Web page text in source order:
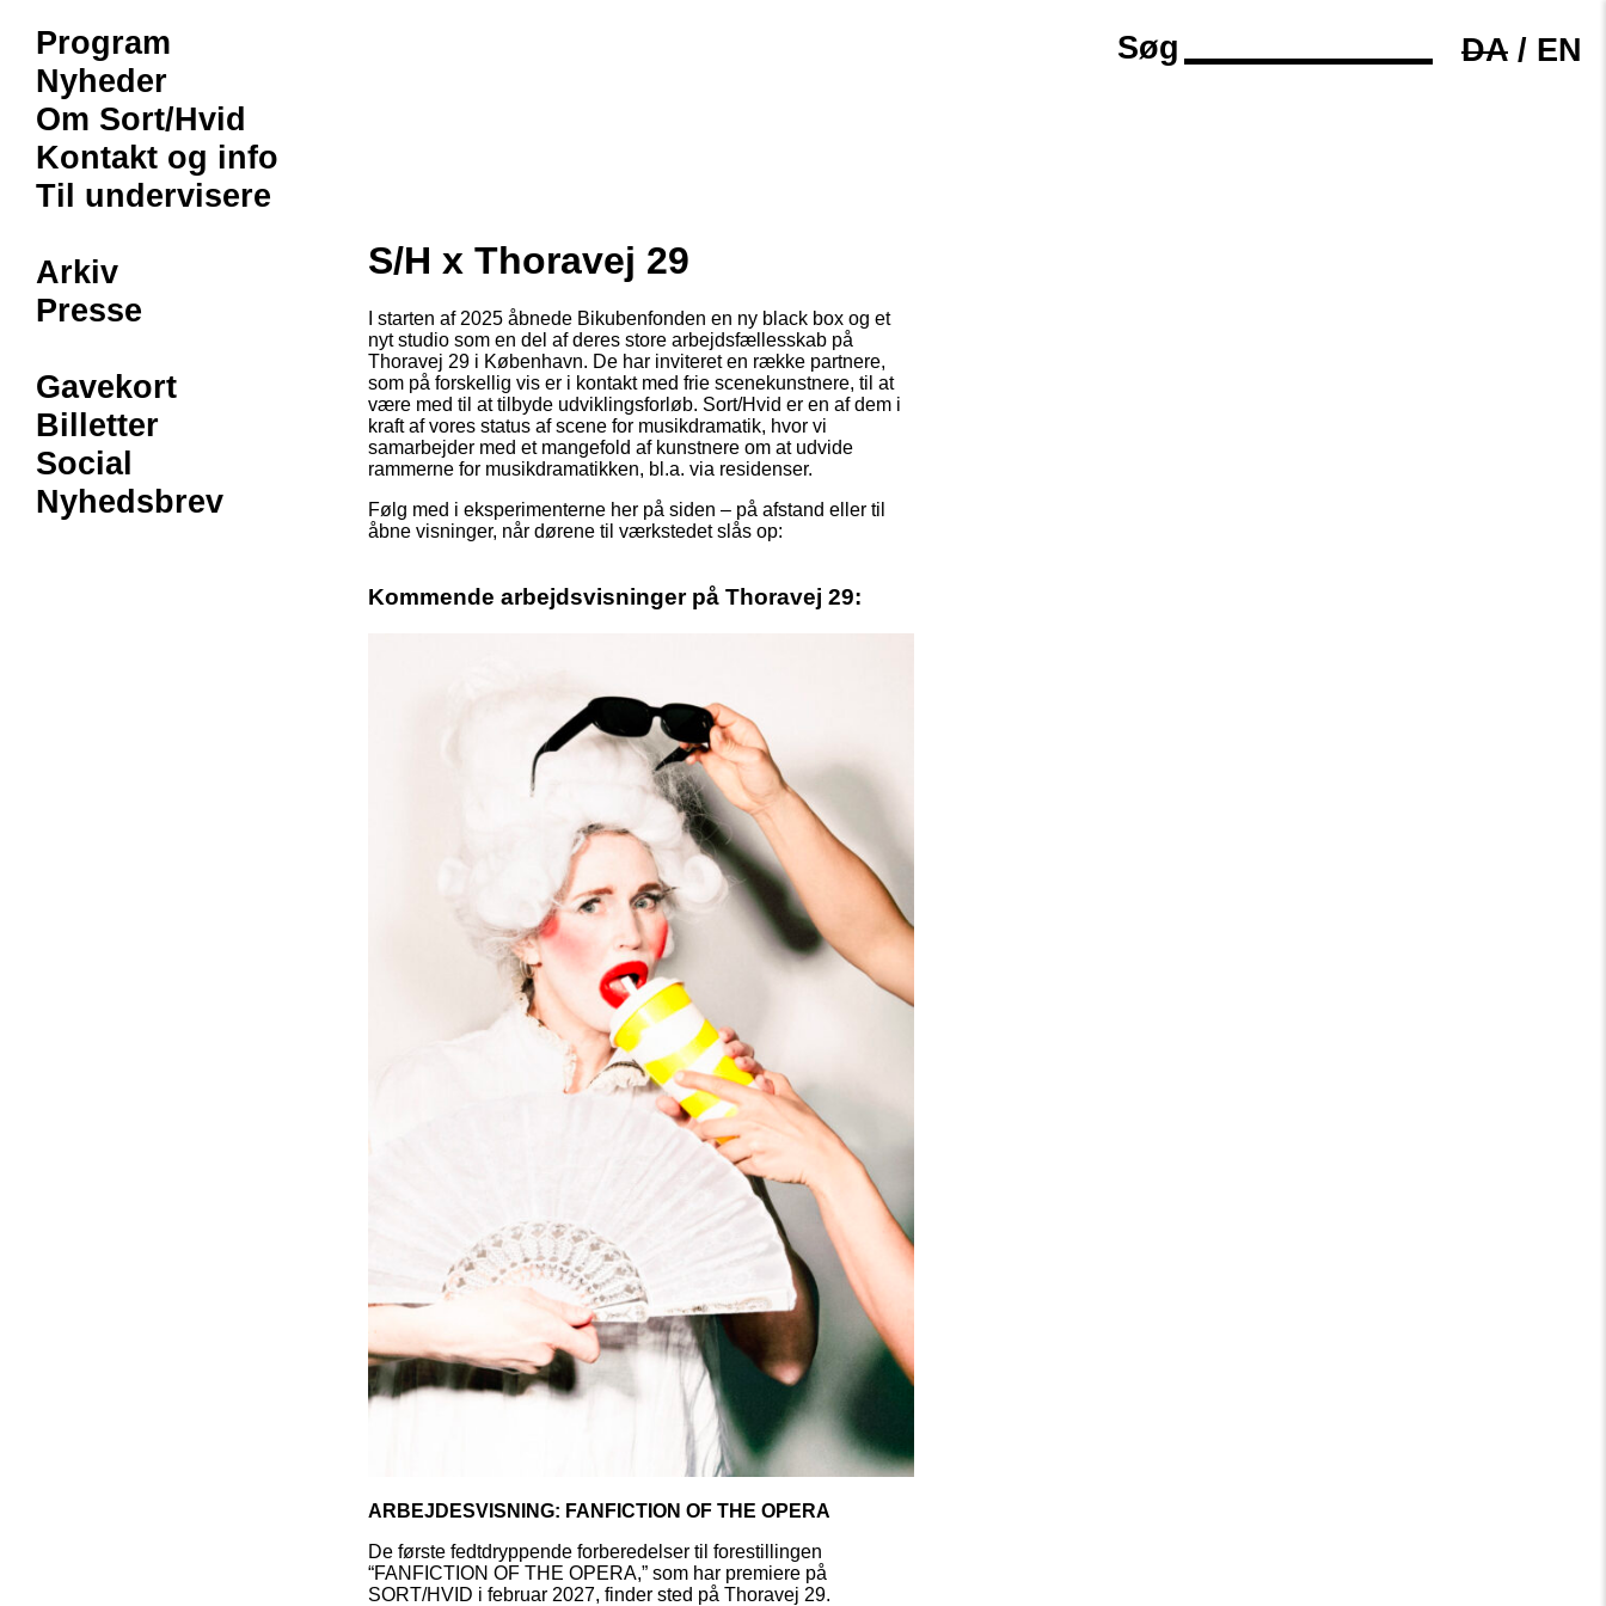
Program
Nyheder
Om Sort/Hvid
Kontakt og info
Til undervisere
Arkiv
Presse
Gavekort
Billetter
Social
Nyhedsbrev
Søg DA / EN
S/H x Thoravej 29
I starten af 2025 åbnede Bikubenfonden en ny black box og et
nyt studio som en del af deres store arbejdsfællesskab på
Thoravej 29 i København. De har inviteret en række partnere,
som på forskellig vis er i kontakt med frie scenekunstnere, til at
være med til at tilbyde udviklingsforløb. Sort/Hvid er en af dem i
kraft af vores status af scene for musikdramatik, hvor vi
samarbejder med et mangefold af kunstnere om at udvide
rammerne for musikdramatikken, bl.a. via residenser.
Følg med i eksperimenterne her på siden – på afstand eller til
åbne visninger, når dørene til værkstedet slås op:
Kommende arbejdsvisninger på Thoravej 29:
ARBEJDESVISNING: FANFICTION OF THE OPERA
De første fedtdryppende forberedelser til forestillingen
“FANFICTION OF THE OPERA,” som har premiere på
SORT/HVID i februar 2027, finder sted på Thoravej 29.